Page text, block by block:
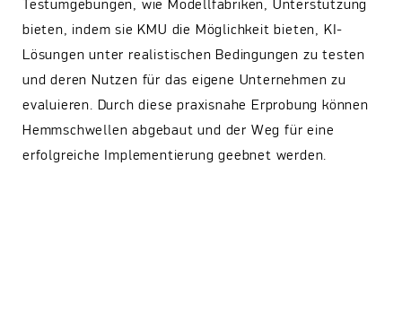
Testumgebungen, wie Modellfabriken, Unterstützung
bieten, indem sie KMU die Möglichkeit bieten, KI-
Lösungen unter realistischen Bedingungen zu testen
und deren Nutzen für das eigene Unternehmen zu
evaluieren. Durch diese praxisnahe Erprobung können
Hemmschwellen abgebaut und der Weg für eine
erfolgreiche Implementierung geebnet werden.